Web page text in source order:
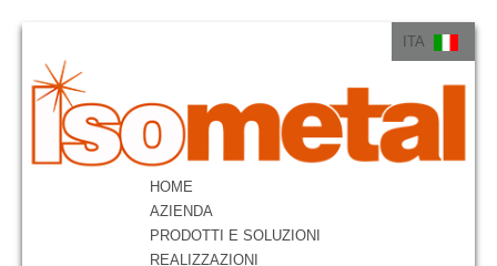
ITA
ENG
HOME
AZIENDA
PRODOTTI E SOLUZIONI
REALIZZAZIONI